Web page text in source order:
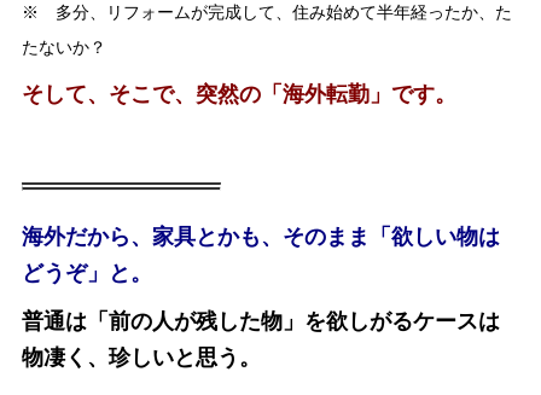
※ 多分、リフォームが完成して、住み始めて半年経ったか、た
たないか？
そして、そこで、突然の「海外転勤」です。
海外だから、家具とかも、そのまま「欲しい物は
どうぞ」と。
普通は「前の人が残した物」を欲しがるケースは
物凄く、珍しいと思う。